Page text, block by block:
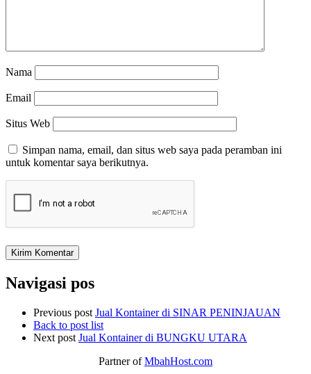
Nama
Email
Situs Web
Simpan nama, email, dan situs web saya pada peramban ini
untuk komentar saya berikutnya.
Navigasi pos
Previous post Jual Kontainer di SINAR PENINJAUAN
Back to post list
Next post Jual Kontainer di BUNGKU UTARA
Partner ofMbahHost.com